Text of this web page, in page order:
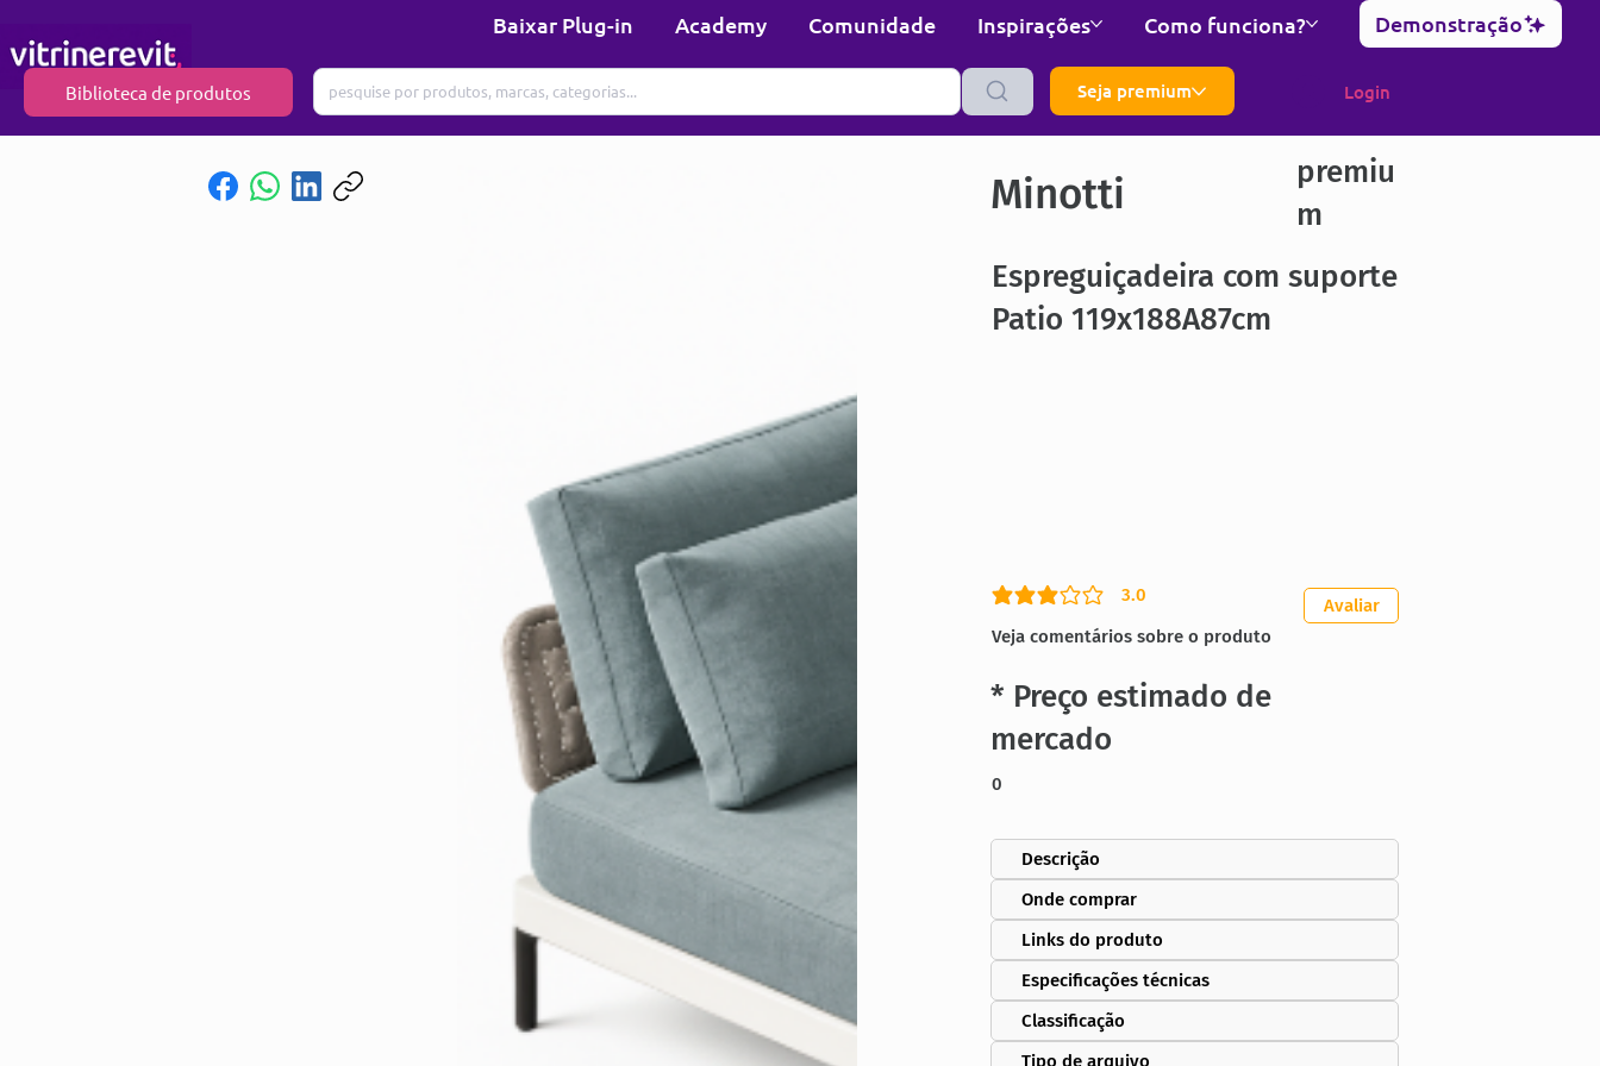
Baixar Plug-in Academy Comunidade Inspirações Como funciona? Demonstração
Biblioteca de produtos Seja premium Login
Minotti
premiu
m
Espreguiçadeira com suporte
Patio 119x188A87cm
3.0
classificação média é 3 de 5
Veja comentários sobre o produto
Avaliar
* Preço estimado de
mercado
0
Descrição
Onde comprar
Links do produto
Especificações técnicas
Classificação
Tipo de arquivo